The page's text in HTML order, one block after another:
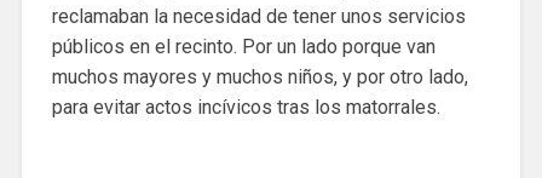
reclamaban la necesidad de tener unos servicios
públicos en el recinto. Por un lado porque van
muchos mayores y muchos niños, y por otro lado,
para evitar actos incívicos tras los matorrales.